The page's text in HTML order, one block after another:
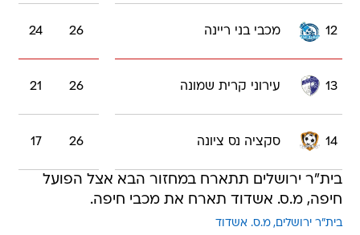
12 מכבי בני ריינה 26
24
13 עירוני קרית שמונה 26
21
14 סקציה נס ציונה 26
17
בית"ר ירושלים תתארח במחזור הבא אצל הפועל
חיפה, מ.ס. אשדוד תארח את מכבי חיפה.
בית"ר ירושלים מ.ס. אשדוד